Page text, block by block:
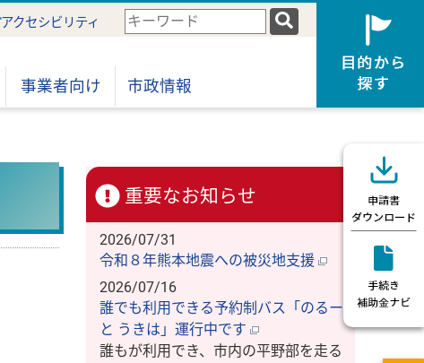
アクセシビリティ
検
ー
ワ
事業者向け 市政情報
重要なお知らせ
2026/07/31
令和８年熊本地震への被災地支援
2026/07/16
誰でも利用できる予約制バス「のるー
と うきは」運行中です
誰もが利用でき、市内の平野部を走る